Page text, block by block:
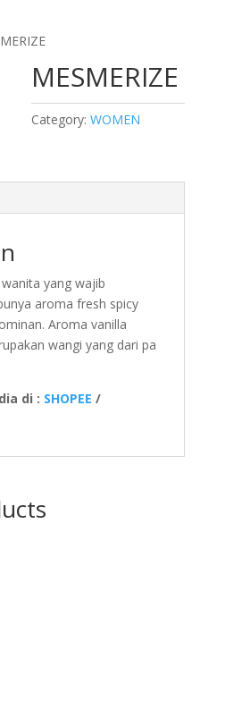
MESMERIZE
Category:WOMEN
yang wajib
aroma fresh spicy
Aroma vanilla
wangi yang dari pa
di : SHOPEE /